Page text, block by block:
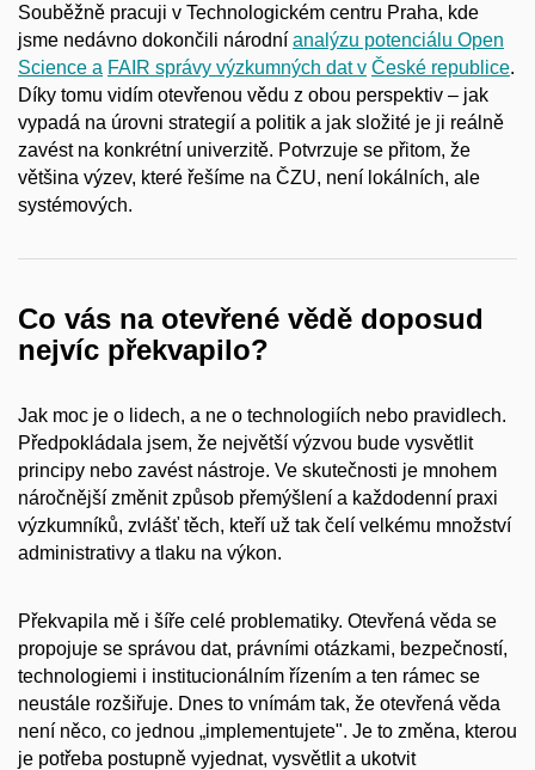
Souběžně pracuji v Technologickém centru Praha, kde
jsme nedávno dokončili národní analýzu potenciálu Open
Science a FAIR správy výzkumných dat v České republice.
Díky tomu vidím otevřenou vědu z obou perspektiv – jak
vypadá na úrovni strategií a politik a jak složité je ji reálně
zavést na konkrétní univerzitě. Potvrzuje se přitom, že
většina výzev, které řešíme na ČZU, není lokálních, ale
systémových.
Co vás na otevřené vědě doposud
nejvíc překvapilo?
Jak moc je o lidech, a ne o technologiích nebo pravidlech.
Předpokládala jsem, že největší výzvou bude vysvětlit
principy nebo zavést nástroje. Ve skutečnosti je mnohem
náročnější změnit způsob přemýšlení a každodenní praxi
výzkumníků, zvlášť těch, kteří už tak čelí velkému množství
administrativy a tlaku na výkon.
Překvapila mě i šíře celé problematiky. Otevřená věda se
propojuje se správou dat, právními otázkami, bezpečností,
technologiemi i institucionálním řízením a ten rámec se
neustále rozšiřuje. Dnes to vnímám tak, že otevřená věda
není něco, co jednou „implementujete". Je to změna, kterou
je potřeba postupně vyjednat, vysvětlit a ukotvit